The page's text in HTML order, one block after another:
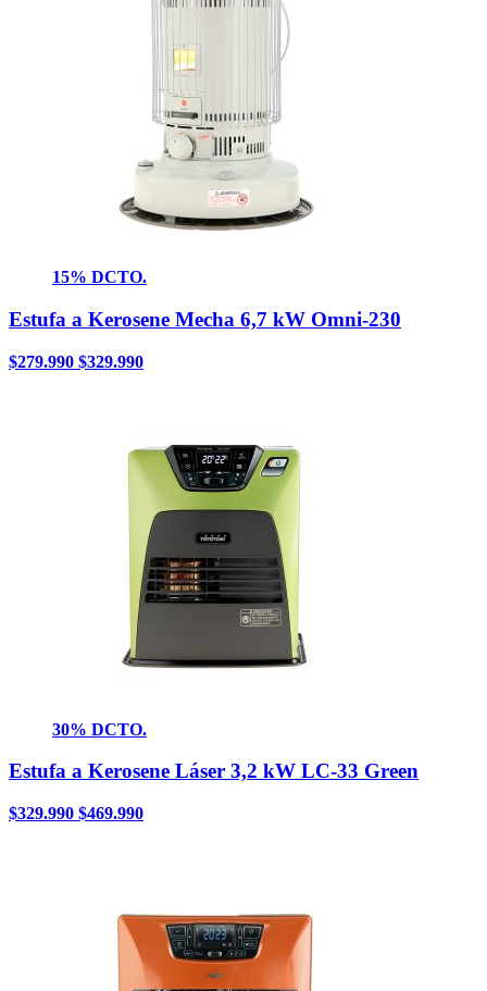
15% DCTO.
Estufa a Kerosene Mecha 6,7 kW Omni-230
$279.990 $329.990
30% DCTO.
Estufa a Kerosene Láser 3,2 kW LC-33 Green
$329.990 $469.990